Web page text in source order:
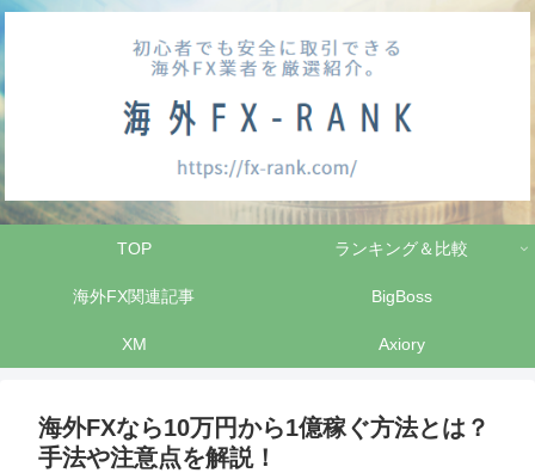
TOP ランキング＆比較
海外FX関連記事 BigBoss
XM Axiory
海外FXなら10万円から1億稼ぐ方法とは？
手法や注意点を解説！